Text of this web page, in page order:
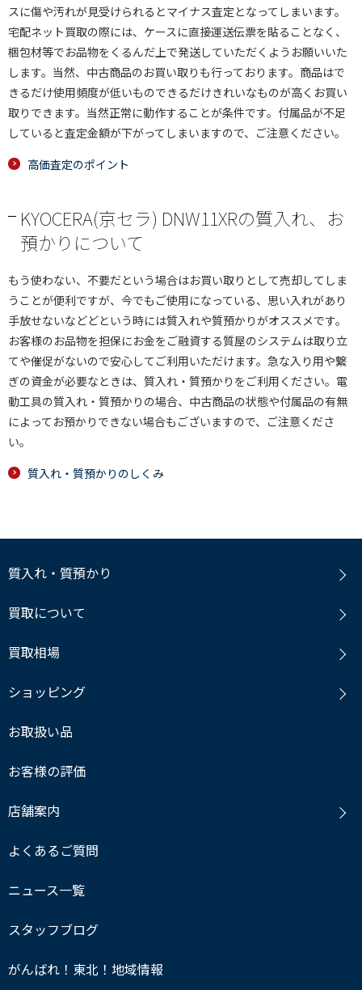
スに傷や汚れが見受けられるとマイナス査定となってしまいます。
宅配ネット買取の際には、ケースに直接運送伝票を貼ることなく、
梱包材等でお品物をくるんだ上で発送していただくようお願いいた
します。当然、中古商品のお買い取りも行っております。商品はで
きるだけ使用頻度が低いものできるだけきれいなものが高くお買い
取りできます。当然正常に動作することが条件です。付属品が不足
していると査定金額が下がってしまいますので、ご注意ください。
高価査定のポイント
KYOCERA(京セラ) DNW11XRの質入れ、お
預かりについて
もう使わない、不要だという場合はお買い取りとして売却してしま
うことが便利ですが、今でもご使用になっている、思い入れがあり
手放せないなどどという時には質入れや質預かりがオススメです。
お客様のお品物を担保にお金をご融資する質屋のシステムは取り立
てや催促がないので安心してご利用いただけます。急な入り用や繋
ぎの資金が必要なときは、質入れ・質預かりをご利用ください。電
動工具の質入れ・質預かりの場合、中古商品の状態や付属品の有無
によってお預かりできない場合もございますので、ご注意くださ
い。
質入れ・質預かりのしくみ
質入れ・質預かり
買取について
買取相場
ショッピング
お取扱い品
お客様の評価
店舗案内
よくあるご質問
ニュース一覧
スタッフブログ
がんばれ！東北！地域情報